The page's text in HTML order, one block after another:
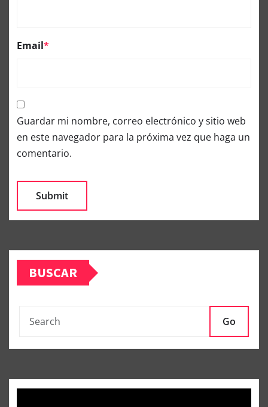
Email*
Guardar mi nombre, correo electrónico y sitio web
en este navegador para la próxima vez que haga un
comentario.
BUSCAR
Go